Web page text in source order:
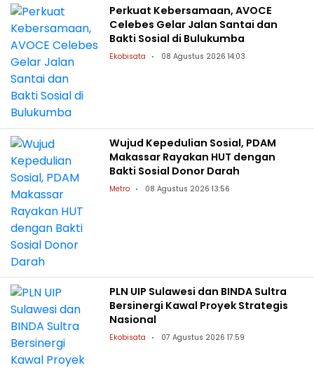
Perkuat Kebersamaan, AVOCE
Celebes Gelar Jalan Santai dan
Bakti Sosial di Bulukumba
Ekobisata 08 Agustus 2026 14:03
Wujud Kepedulian Sosial, PDAM
Makassar Rayakan HUT dengan
Bakti Sosial Donor Darah
Metro 08 Agustus 2026 13:56
PLN UIP Sulawesi dan BINDA Sultra
Bersinergi Kawal Proyek Strategis
Nasional
Ekobisata 07 Agustus 2026 17:59